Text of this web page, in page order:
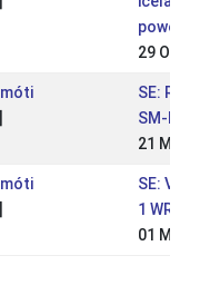
power
29 Oct
SE: RD-
SM-kval
21 May
SE: VSM
1 WR
01 May